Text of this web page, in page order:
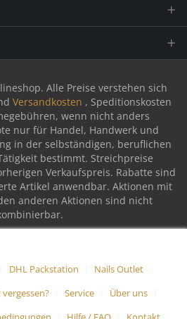
Alle Preise verstehen sich
Versandkosten , Speditionskosten
wenn nicht anders
nur für Handel, Handwerk und
in der selbständigen, beruflichen
bestimmt. Streichpreise
Verkaufspreis. Rabatte sind
Artikel anwendbar. Aktionen mit
anderen Aktionen sind nicht
DHL Packstation
Nails Outlet
Service
Über uns